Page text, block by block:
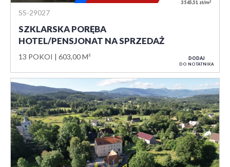
SS-29027
SZKLARSKA PORĘBA
HOTEL/PENSJONAT NA SPRZEDAŻ
13 POKOI 603,00 M²
3 565,51 zł/m2
DODAJ
DO NOTATNIKA